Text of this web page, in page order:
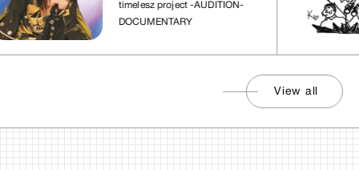
timelesz project -AUDITION-
DOCUMENTARY
View all